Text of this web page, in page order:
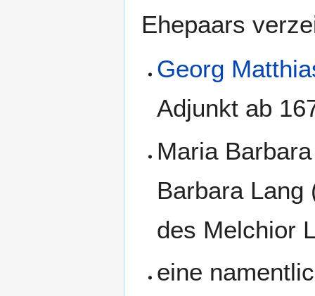
Ehepaars
Georg
Adjunkt ab
Maria
Barbara Lang
des Melchior
eine